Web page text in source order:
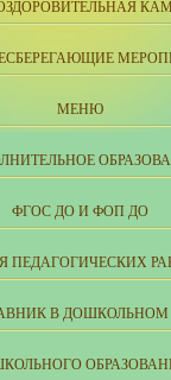
МЕНЮ
ФГОС ДО И ФОП ДО
ПЕДАГОГИЧЕСКИХ
В